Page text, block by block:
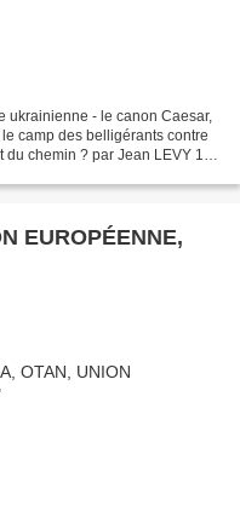
ukrainienne - le canon Caesar,
camp des belligérants contre
chemin ? par Jean LEVY 13
EUROPÉENNE,